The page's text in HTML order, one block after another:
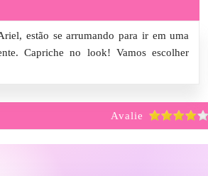
estão se arrumando para ir em uma
Capriche no look! Vamos escolher
Avalie